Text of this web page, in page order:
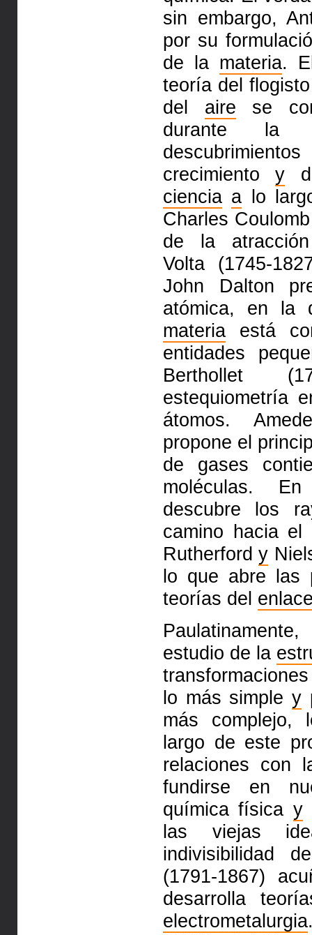
sin embargo,
por su
de la materia.
teoría del
del aire se
durante la
crecimientoy
ciencia a lo
Charles
de la atracción
Volta (1745-
John Dalton
atómica, en la
materia está
entidades
Berthollet
estequiometría
átomos.
propone el
de gases
moléculas.
descubre los
camino hacia el
Rutherfordy
lo que abre las
teorías del
estudio de la
lo más simple y
más complejo,
largo de este
relaciones con
fundirse en
química física y
las viejas
indivisibilidad
(1791-1867)
desarrolla
electrometalurgia